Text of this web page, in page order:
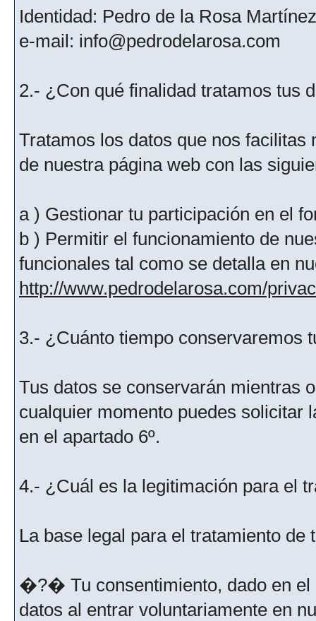
Identidad: Pedro de la Rosa Martínez
e-mail: info@pedrodelarosa.com
2.- ¿Con qué finalidad tratamos tus
Tratamos los datos que nos
de nuestra página web con las
a ) Gestionar tu participación en el
b ) Permitir el funcionamiento de
funcionales tal como se detalla en
http://www.pedrodelarosa.com/
3.- ¿Cuánto tiempo conservaremos
Tus datos se conservarán mientras
cualquier momento puedes solicitar
en el apartado 6º.
4.- ¿Cuál es la legitimación para el
La base legal para el tratamiento
�?� Tu consentimiento, dado en el
datos al entrar voluntariamente en